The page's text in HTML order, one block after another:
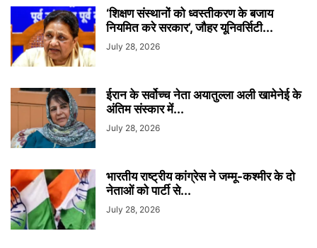
‘शिक्षण संस्थानों को ध्वस्तीकरण के बजाय
नियमित करे सरकार’, जौहर यूनिवर्सिटी...
July 28, 2026
ईरान के सर्वोच्च नेता अयातुल्ला अली खामेनेई के
अंतिम संस्कार में...
July 28, 2026
भारतीय राष्ट्रीय कांग्रेस ने जम्मू-कश्मीर के दो
नेताओं को पार्टी से...
July 28, 2026